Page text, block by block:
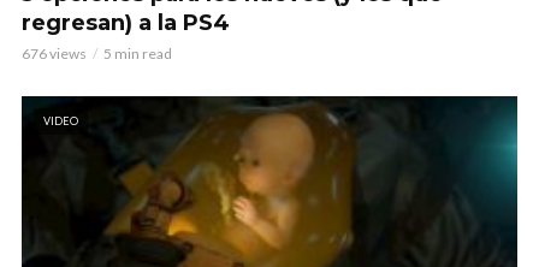
regresan) a la PS4
676 views 5 min read
VIDEO